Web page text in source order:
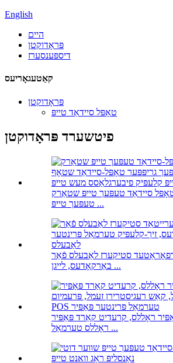
English
היים
פּראָדוקטן
דיספּענסערז
קאַטעגאָריעס
פּראָדוקטן
טאָפּל סיידאַד טייפּ
פיטשערד פּראָדוקטן
סיידאַד טעפּעך טייפּ שטאַרק
טעפּעך טייפּ ...
סטיקערז לאַבעלס פֿאַר
באַרקאָדעס, לייגן ...
ראָללס, קרעדיט קאַרד פּאַפּיר
ראָללס טערמאַל ...